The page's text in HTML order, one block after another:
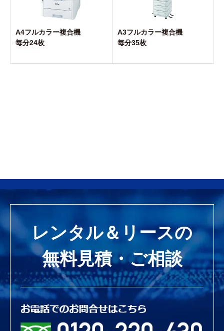
A4フルカラー複合機
毎分24枚
A3フルカラー複合機
毎分35枚
レンタル＆リースの
無料見積・ご相談